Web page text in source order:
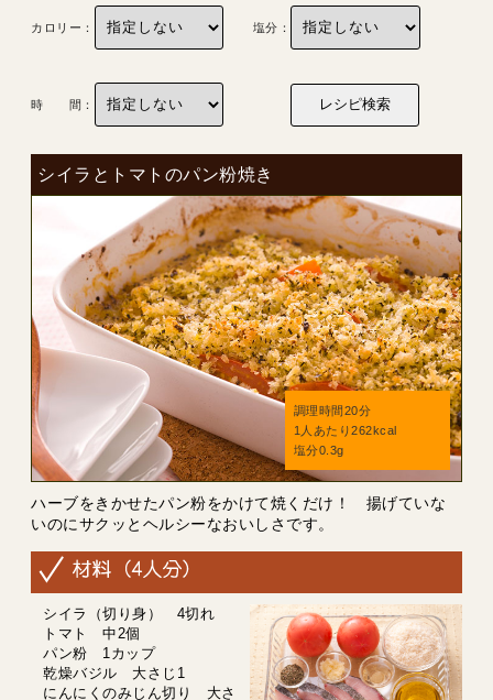
カロリー： 塩分：
時 間：
シイラとトマトのパン粉焼き
調理時間20分
1人あたり262kcal
塩分0.3g
ハーブをきかせたパン粉をかけて焼くだけ！ 揚げていな
いのにサクッとヘルシーなおいしさです。
シイラ（切り身） 4切れ
トマト 中2個
パン粉 1カップ
乾燥バジル 大さじ1
にんにくのみじん切り 大さ